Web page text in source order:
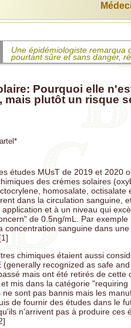
Une épidémiologiste remarqua
pourtant sûre et sans danger,
formelles, selon les CDC.
Une inspectrice reconnue
infantiles liés aux vaccins à
Tetanos: Non, le vaccin ne
prétentions de la vaccinologie.
Lalo: Fausses pandémies,
pandémies pour asseoir son
Les vraies causes de la polio
Boutbaoucht: L'appendice nest
notre microbiote
Entrevue: Aaron Siri parle de la
ces produits et à commencer à
Pourquoi elle
mais plutôt un risque
*
études MUsT de 2019 et 2020
des crèmes solaires
homosalate, octisalate
dans la circulation sanguine,
et à un niveau qui
de 0.5ng/mL. Par exemple
concentration sanguine dans
chimiques étaient aussi
(generally recognized as safe
mais ont été retirés de cette
mis dans la catégorie "requiring
ne sont pas bannis mais les
de fournir des études dans le
n'arrivent pas à produire ces